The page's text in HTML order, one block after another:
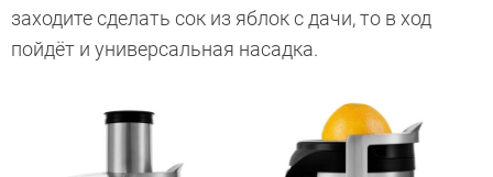
заходите сделать сок из яблок с дачи, то в ход
пойдёт и универсальная насадка.